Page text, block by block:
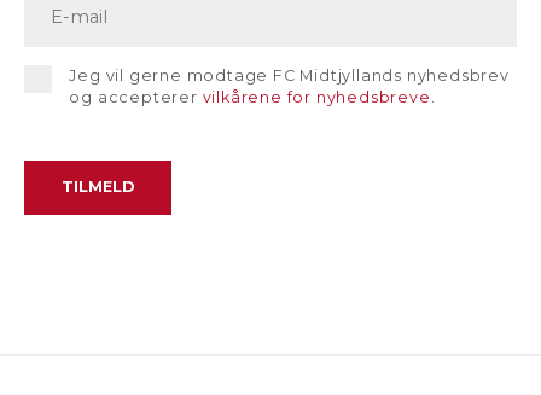
Jeg vil gerne modtage FC Midtjyllands nyhedsbrev
og accepterer vilkårene for nyhedsbreve